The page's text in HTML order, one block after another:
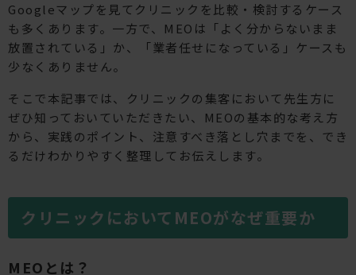
Googleマップを見てクリニックを比較・検討するケース
も多くあります。一方で、MEOは「よく分からないまま
放置されている」か、「業者任せになっている」ケースも
少なくありません。
そこで本記事では、クリニックの集客において先生方に
ぜひ知っておいていただきたい、MEOの基本的な考え方
から、実践のポイント、注意すべき落とし穴までを、でき
るだけわかりやすく整理してお伝えします。
クリニックにおいてMEOがなぜ重要か
MEOとは？